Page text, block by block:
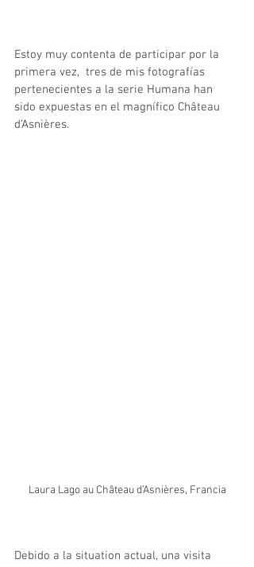
Estoy muy contenta de participar por la
primera vez,  tres de mis fotografías
pertenecientes a la serie Humana han
sido expuestas en el magnífico Château
d’Asnières.
Laura Lago au Château d’Asnières, Francia
Debido a la situation actual, una visita